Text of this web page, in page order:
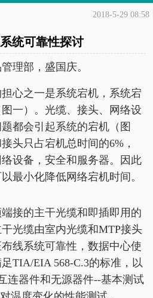
2018-5-29 08:58
统可靠性探讨
理部，盛国庆。
心之一是系统宕机，系统宕
一）。光缆、接头、网络设
都会引起系统的宕机（图
头只占宕机总时间的6%，
设备，安全和服务器。因此
最小化降低网络宕机时间。
接的主干光缆和即插即用的
光缆由室内光缆和MTP接头
线系统可靠性，数据中心使
TIA/EIA 568-C.3的标准，以
连器件和无源器件--基本测试